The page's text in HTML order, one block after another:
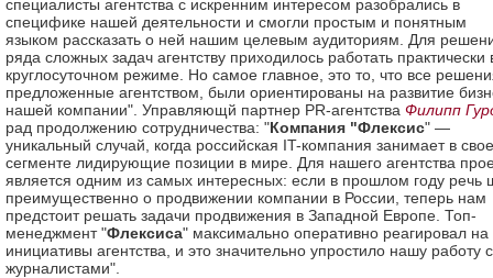
специалисты агентства с искренним интересом разобрались в
специфике нашей деятельности и смогли простым и понятным
языком рассказать о ней нашим целевым аудиториям. Для
ряда сложных задач агентству приходилось работать практически
круглосуточном режиме. Но самое главное, это то, что все
предложенные агентством, были ориентированы на развитие
нашей компании". Управляющй партнер PR-агентства Филипп
рад продолжению сотрудничества: "Компания "Флексис" —
уникальный случай, когда российская IT-компания занимает в
сегменте лидирующие позиции в мире. Для нашего агентства
является одним из самых интересных: если в прошлом году речь
преимущественно о продвижении компании в России, теперь нам
предстоит решать задачи продвижения в Западной Европе. Топ-
менеджмент "Флексиса" максимально оперативно реагировал на
инициативы агентства, и это значительно упростило нашу работу с
журналистами".